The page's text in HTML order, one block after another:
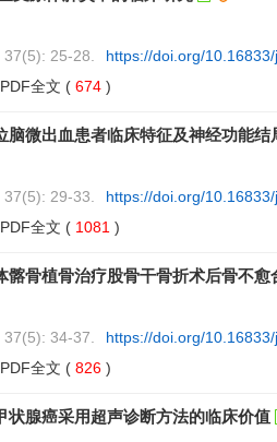
25-28.
https://doi.org/
PDF全文 ( 674 )
脑微出血患者临床特征及神经功能结
29-33.
https://doi.org/
PDF全文 ( 1081 )
髂骨植骨治疗股骨干骨折术后骨不愈
34-37.
https://doi.org/
PDF全文 ( 826 )
状腺癌采用超声诊断方法的临床价值